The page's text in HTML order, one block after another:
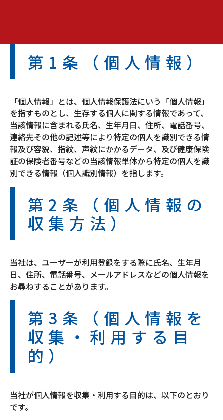
第1条（個人情報）
「個人情報」とは、個人情報保護法にいう「個人情報」
を指すものとし、生存する個人に関する情報であって、
当該情報に含まれる氏名、生年月日、住所、電話番号、
連絡先その他の記述等により特定の個人を識別できる情
報及び容貌、指紋、声紋にかかるデータ、及び健康保険
証の保険者番号などの当該情報単体から特定の個人を識
別できる情報（個人識別情報）を指します。
第2条（個人情報の
収集方法）
当社は、ユーザーが利用登録をする際に氏名、生年月
日、住所、電話番号、メールアドレスなどの個人情報を
お尋ねすることがあります。
第3条（個人情報を
収集・利用する目
的）
当社が個人情報を収集・利用する目的は、以下のとおり
です。